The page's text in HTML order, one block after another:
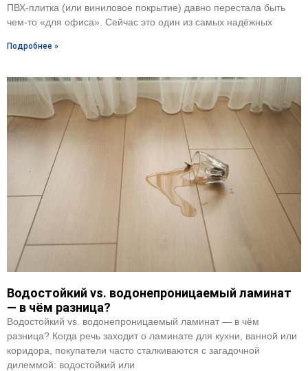
ПВХ-плитка (или виниловое покрытие) давно перестала быть
чем-то «для офиса». Сейчас это один из самых надёжных
Подробнее »
Водостойкий vs. водонепроницаемый ламинат
— в чём разница?
Водостойкий vs. водонепроницаемый ламинат — в чём
разница? Когда речь заходит о ламинате для кухни, ванной или
коридора, покупатели часто сталкиваются с загадочной
дилеммой: водостойкий или